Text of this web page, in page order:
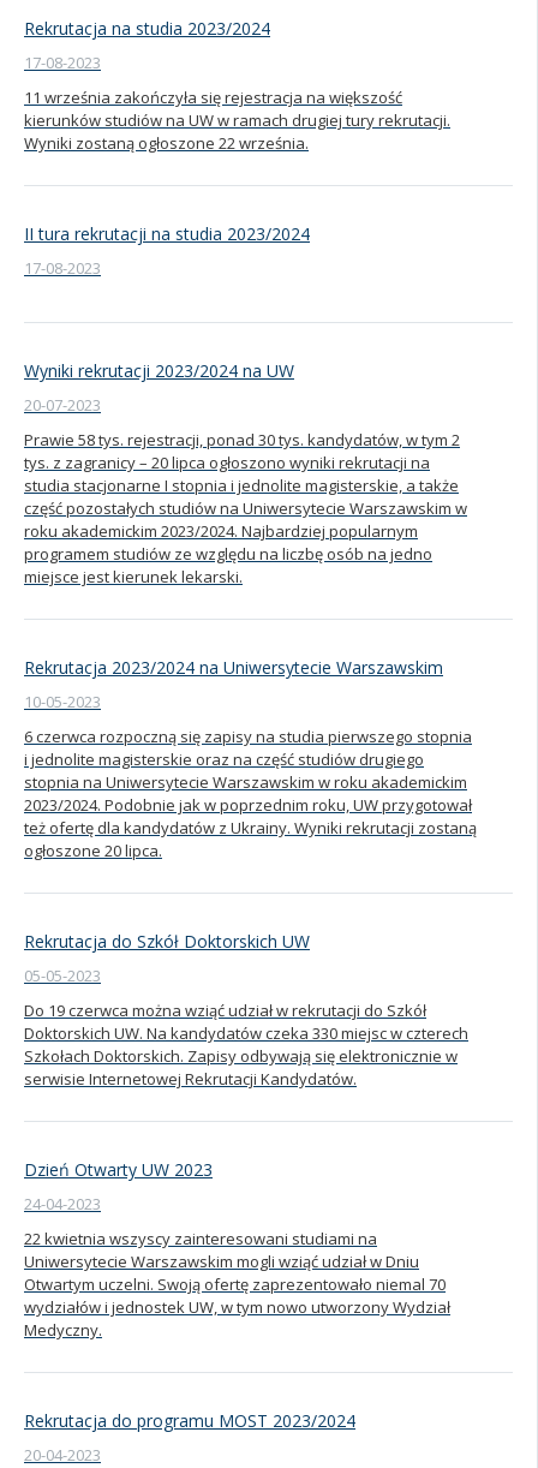
Rekrutacja na studia 2023/2024
17-08-2023
11 września zakończyła się rejestracja na większość
kierunków studiów na UW w ramach drugiej tury rekrutacji.
Wyniki zostaną ogłoszone 22 września.
II tura rekrutacji na studia 2023/2024
17-08-2023
Wyniki rekrutacji 2023/2024 na UW
20-07-2023
Prawie 58 tys. rejestracji, ponad 30 tys. kandydatów, w tym 2
tys. z zagranicy – 20 lipca ogłoszono wyniki rekrutacji na
studia stacjonarne I stopnia i jednolite magisterskie, a także
część pozostałych studiów na Uniwersytecie Warszawskim w
roku akademickim 2023/2024. Najbardziej popularnym
programem studiów ze względu na liczbę osób na jedno
miejsce jest kierunek lekarski.
Rekrutacja 2023/2024 na Uniwersytecie Warszawskim
10-05-2023
6 czerwca rozpoczną się zapisy na studia pierwszego stopnia
i jednolite magisterskie oraz na część studiów drugiego
stopnia na Uniwersytecie Warszawskim w roku akademickim
2023/2024. Podobnie jak w poprzednim roku, UW przygotował
też ofertę dla kandydatów z Ukrainy. Wyniki rekrutacji zostaną
ogłoszone 20 lipca.
Rekrutacja do Szkół Doktorskich UW
05-05-2023
Do 19 czerwca można wziąć udział w rekrutacji do Szkół
Doktorskich UW. Na kandydatów czeka 330 miejsc w czterech
Szkołach Doktorskich. Zapisy odbywają się elektronicznie w
serwisie Internetowej Rekrutacji Kandydatów.
Dzień Otwarty UW 2023
24-04-2023
22 kwietnia wszyscy zainteresowani studiami na
Uniwersytecie Warszawskim mogli wziąć udział w Dniu
Otwartym uczelni. Swoją ofertę zaprezentowało niemal 70
wydziałów i jednostek UW, w tym nowo utworzony Wydział
Medyczny.
Rekrutacja do programu MOST 2023/2024
20-04-2023